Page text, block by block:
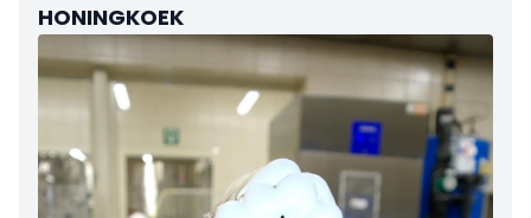
HONINGKOEK